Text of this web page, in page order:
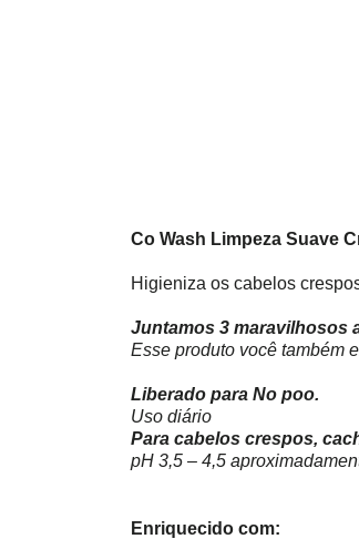
Co Wash Limpeza Suave
Higieniza os cabelos
Juntamos 3 maravilhosos
Esse produto você também
Liberado para No poo.
Uso diário
Para cabelos crespos,
pH 3,5 – 4,5
Enriquecido com: